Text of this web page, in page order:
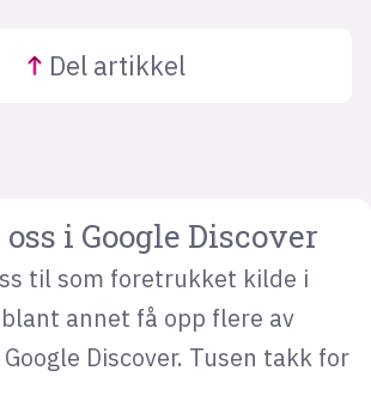
Del artikkel
i Google Discover
til som foretrukket kilde i
annet få opp flere av
Discover. Tusen takk for